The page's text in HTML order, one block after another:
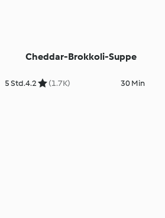
5 Std.
Cheddar-Brokkoli-Suppe
4.2 (1.7K) 30 Min